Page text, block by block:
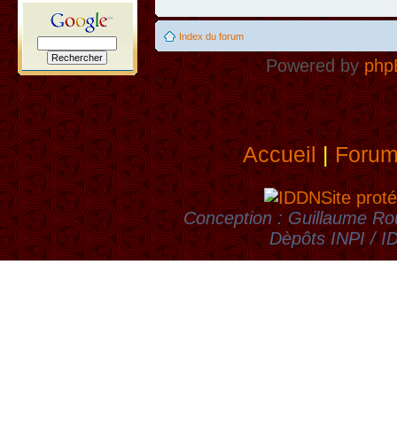
Index du forum
Powered by
Accueil|
Site
Conception : Guillaume
Dèpôts INPI /